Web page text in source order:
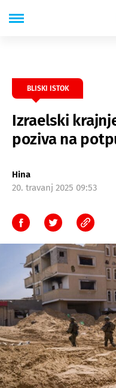
BLISKI ISTOK
Izraelski
poziva na
Hina
20. travanj 2025 09:53